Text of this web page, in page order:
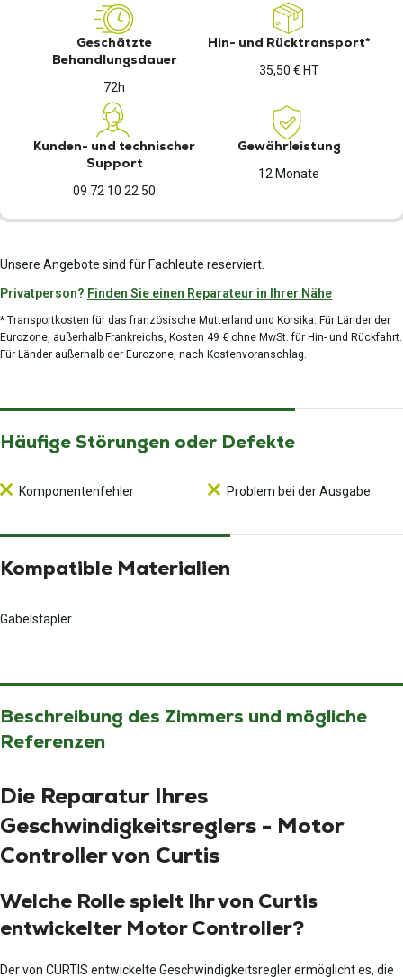
Geschätzte
Behandlungsdauer
72h
Hin- und Rücktransport*
35,50 € HT
Kunden- und technischer
Support
09 72 10 22 50
Gewährleistung
12 Monate
Unsere Angebote sind für Fachleute reserviert.
Privatperson? Finden Sie einen Reparateur in Ihrer Nähe
* Transportkosten für das französische Mutterland und Korsika. Für Länder der
Eurozone, außerhalb Frankreichs, Kosten 49 € ohne MwSt. für Hin- und Rückfahrt.
Für Länder außerhalb der Eurozone, nach Kostenvoranschlag.
Häufige Störungen oder Defekte
Komponentenfehler Problem bei der Ausgabe
Kompatible Materialien
Gabelstapler
Beschreibung des Zimmers und mögliche
Referenzen
Die Reparatur Ihres
Geschwindigkeitsreglers - Motor
Controller von Curtis
Welche Rolle spielt Ihr von Curtis
entwickelter Motor Controller?
Der von CURTIS entwickelte Geschwindigkeitsregler ermöglicht es, die